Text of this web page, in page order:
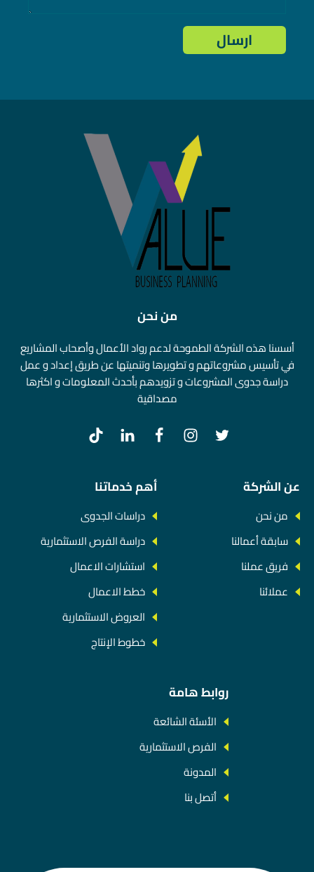
من نحن
أسسنا هذه الشركة الطموحة لدعم رواد الأعمال وأصحاب المشاريع
في تأسيس مشروعاتهم و تطويرها وتنميتها عن طريق إعداد و عمل
دراسة جدوى المشروعات و تزويدهم بأحدث المعلومات و اكثرها
مصداقية
عن الشركة
من نحن
سابقة أعمالنا
فريق عملنا
عملائنا
أهم خدماتنا
دراسات الجدوى
دراسة الفرص الاستثمارية
استشارات الاعمال
خطط الاعمال
العروض الاستثمارية
خطوط الإنتاج
روابط هامة
الأسئة الشائعة
الفرص الاستثمارية
المدونة
أتصل بنا